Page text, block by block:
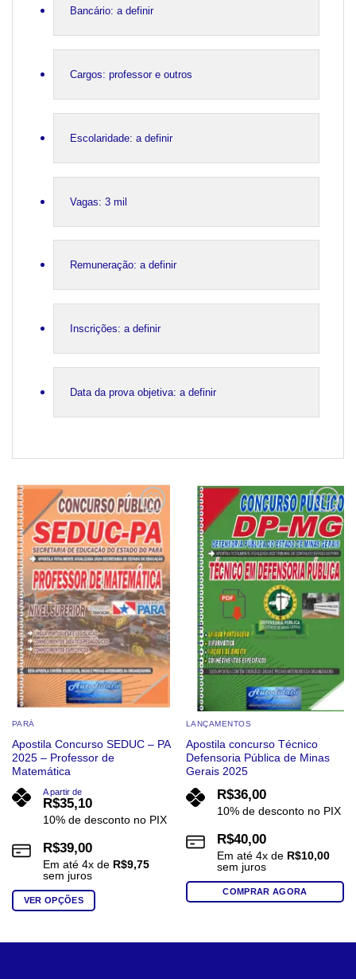
Bancário: a definir
Cargos: professor e outros
Escolaridade: a definir
Vagas: 3 mil
Remuneração: a definir
Inscrições: a definir
Data da prova objetiva: a definir
Add to
wishlist
PARÁ
Apostila Concurso SEDUC – PA
2025 – Professor de
Matemática
A partir de
R$35,10
10% de desconto no PIX
R$39,00
Em até 4x de R$9,75
sem juros
VER OPÇÕES
Add to
wishlist
LANÇAMENTOS
Apostila concurso Técnico
Defensoria Pública de Minas
Gerais 2025
R$36,00
10% de desconto no PIX
R$40,00
Em até 4x de R$10,00
sem juros
COMPRAR AGORA